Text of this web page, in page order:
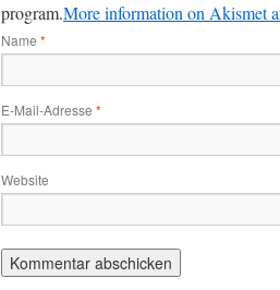
program.More information on Akismet
Name *
E-Mail-Adresse *
Website